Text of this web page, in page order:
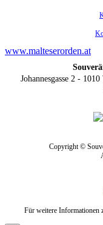
www.malteserorden.at
Johannesgasse 2 -
Copyright ©
Für weitere Informationen